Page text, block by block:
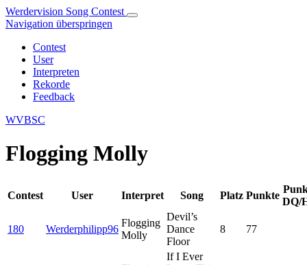
Werdervision Song Contest
Navigation überspringen
Contest
User
Interpreten
Rekorde
Feedback
WVBSC
Flogging Molly
Contest User Interpret Song Platz Punkte
DQ/
180 Werderphilipp96
Flogging
Molly
Devil’s
Dance
Floor
8 77
If I Ever